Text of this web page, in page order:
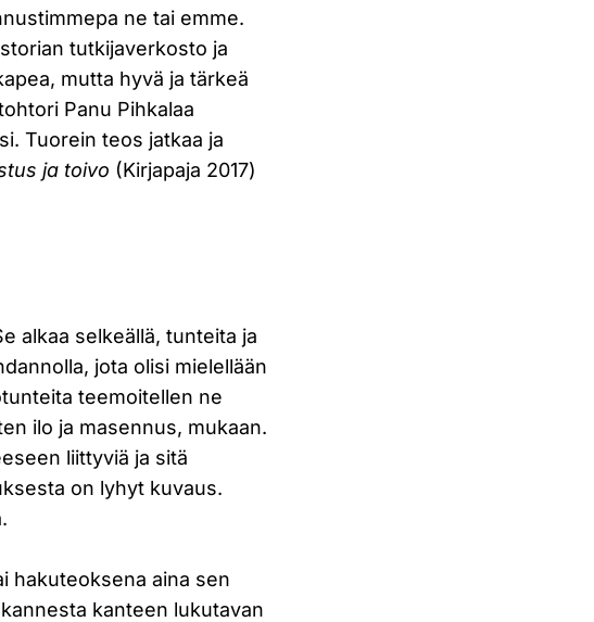
ne tai emme.
tutkijaverkosto ja
mutta hyvä ja tärkeä
Panu Pihkalaa
Tuorein teos jatkaa ja
ja toivo (Kirjapaja 2017)
alkaa selkeällä, tunteita ja
jota olisi mielellään
teemoitellen ne
ilo ja masennus, mukaan.
liittyviä ja sitä
on lyhyt kuvaus.
hakuteoksena aina sen
kanteen lukutavan